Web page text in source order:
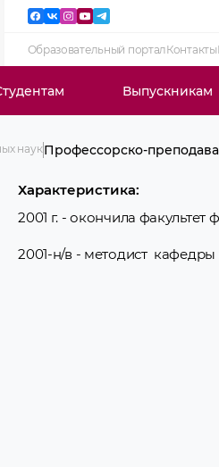
Образовательный порталКонтакты
Выпускникам
наукПрофессорско-
Характеристика:
2001 г. - окончила
2001-н/в - методист